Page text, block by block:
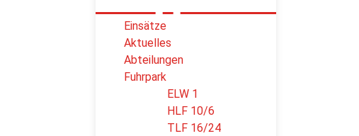
Einsätze
Aktuelles
Abteilungen
Fuhrpark
ELW 1
HLF 10/6
TLF 16/24